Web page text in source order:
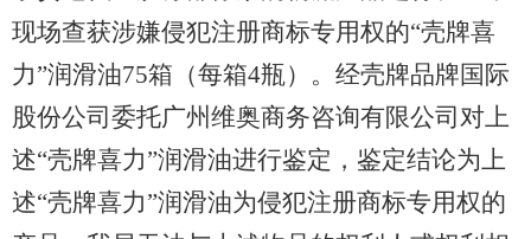
现场查获涉嫌侵犯注册商标专用权的“壳牌喜
力”润滑油75箱（每箱4瓶）。经壳牌品牌国际
股份公司委托广州维奥商务咨询有限公司对上
述“壳牌喜力”润滑油进行鉴定，鉴定结论为上
述“壳牌喜力”润滑油为侵犯注册商标专用权的